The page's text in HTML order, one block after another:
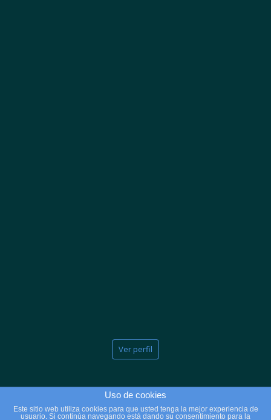
Ver perfil
Uso de cookies
Este sitio web utiliza cookies para que usted tenga la mejor experiencia de
usuario. Si continúa navegando está dando su consentimiento para la